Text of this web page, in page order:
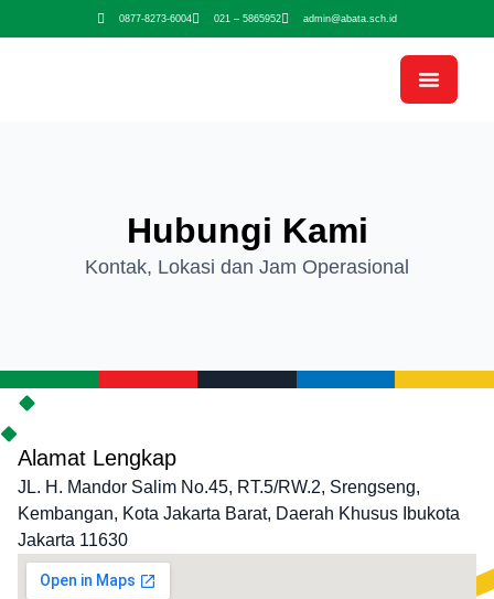
0877-8273-6004 021 – 5865952 admin@abata.sch.id
Hubungi Kami
Kontak, Lokasi dan Jam Operasional
Alamat Lengkap
JL. H. Mandor Salim No.45, RT.5/RW.2, Srengseng,
Kembangan, Kota Jakarta Barat, Daerah Khusus Ibukota
Jakarta 11630